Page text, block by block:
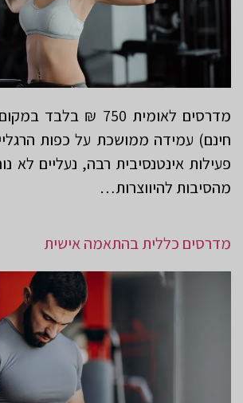
חינם) עמידה ממושכת על כפות
פעילות אינטנסיבית רבה, נעליים לא
מהסיבות להיווצרות…
מדרסים כללית בהתאמה אישית